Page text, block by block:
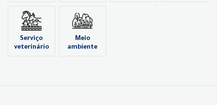
Serviço
veterinário
Meio
ambiente